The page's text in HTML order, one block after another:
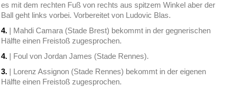
es mit dem rechten Fuß von rechts aus spitzem Winkel aber der
Ball geht links vorbei. Vorbereitet von Ludovic Blas.
4. | Mahdi Camara (Stade Brest) bekommt in der gegnerischen
Hälfte einen Freistoß zugesprochen.
4. | Foul von Jordan James (Stade Rennes).
3. | Lorenz Assignon (Stade Rennes) bekommt in der eigenen
Hälfte einen Freistoß zugesprochen.